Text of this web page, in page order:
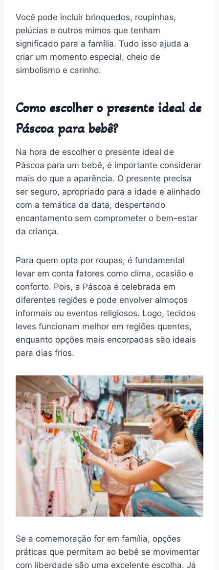
Você pode incluir brinquedos, roupinhas,
pelúcias e outros mimos que tenham
significado para a família. Tudo isso ajuda a
criar um momento especial, cheio de
simbolismo e carinho.
Como escolher o presente ideal de
Páscoa para bebê?
Na hora de escolher o presente ideal de
Páscoa para um bebê, é importante considerar
mais do que a aparência. O presente precisa
ser seguro, apropriado para a idade e alinhado
com a temática da data, despertando
encantamento sem comprometer o bem-estar
da criança.
Para quem opta por roupas, é fundamental
levar em conta fatores como clima, ocasião e
conforto. Pois, a Páscoa é celebrada em
diferentes regiões e pode envolver almoços
informais ou eventos religiosos. Logo, tecidos
leves funcionam melhor em regiões quentes,
enquanto opções mais encorpadas são ideais
para dias frios.
Se a comemoração for em família, opções
práticas que permitam ao bebê se movimentar
com liberdade são uma excelente escolha. Já